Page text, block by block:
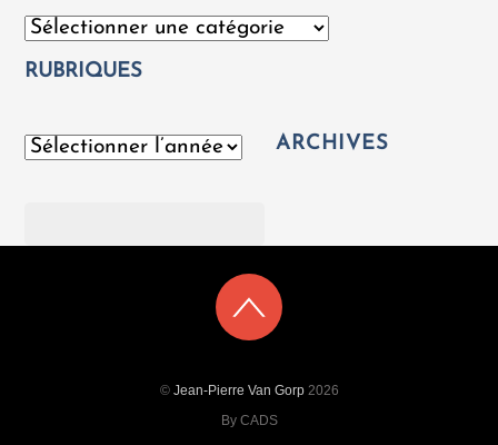
Catégories
RUBRIQUES
Archives ARCHIVES
© Jean-Pierre Van Gorp2026
By CADS